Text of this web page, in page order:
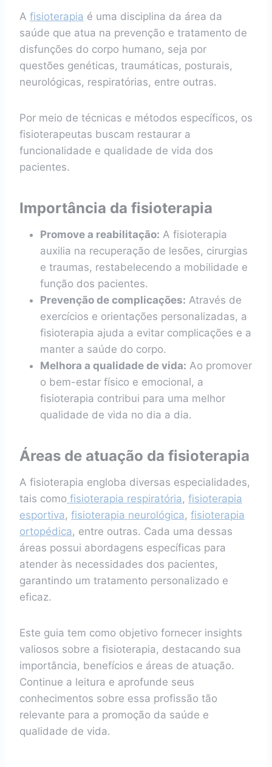
A fisioterapia é uma disciplina da área da
saúde que atua na prevenção e tratamento de
disfunções do corpo humano, seja por
questões genéticas, traumáticas, posturais,
neurológicas, respiratórias, entre outras.
Por meio de técnicas e métodos específicos, os
fisioterapeutas buscam restaurar a
funcionalidade e qualidade de vida dos
pacientes.
Importância da fisioterapia
Promove a reabilitação: A fisioterapia
auxilia na recuperação de lesões, cirurgias
e traumas, restabelecendo a mobilidade e
função dos pacientes.
Prevenção de complicações: Através de
exercícios e orientações personalizadas, a
fisioterapia ajuda a evitar complicações e a
manter a saúde do corpo.
Melhora a qualidade de vida: Ao promover
o bem-estar físico e emocional, a
fisioterapia contribui para uma melhor
qualidade de vida no dia a dia.
Áreas de atuação da fisioterapia
A fisioterapia engloba diversas especialidades,
tais como fisioterapia respiratória, fisioterapia
esportiva, fisioterapia neurológica, fisioterapia
ortopédica, entre outras. Cada uma dessas
áreas possui abordagens específicas para
atender às necessidades dos pacientes,
garantindo um tratamento personalizado e
eficaz.
Este guia tem como objetivo fornecer insights
valiosos sobre a fisioterapia, destacando sua
importância, benefícios e áreas de atuação.
Continue a leitura e aprofunde seus
conhecimentos sobre essa profissão tão
relevante para a promoção da saúde e
qualidade de vida.